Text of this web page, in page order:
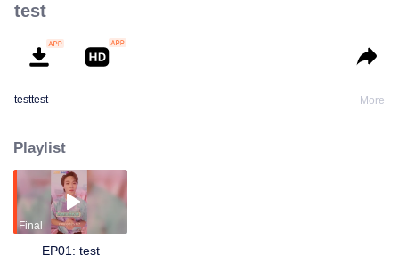
test
testtest More
Playlist
Final
EP01: test